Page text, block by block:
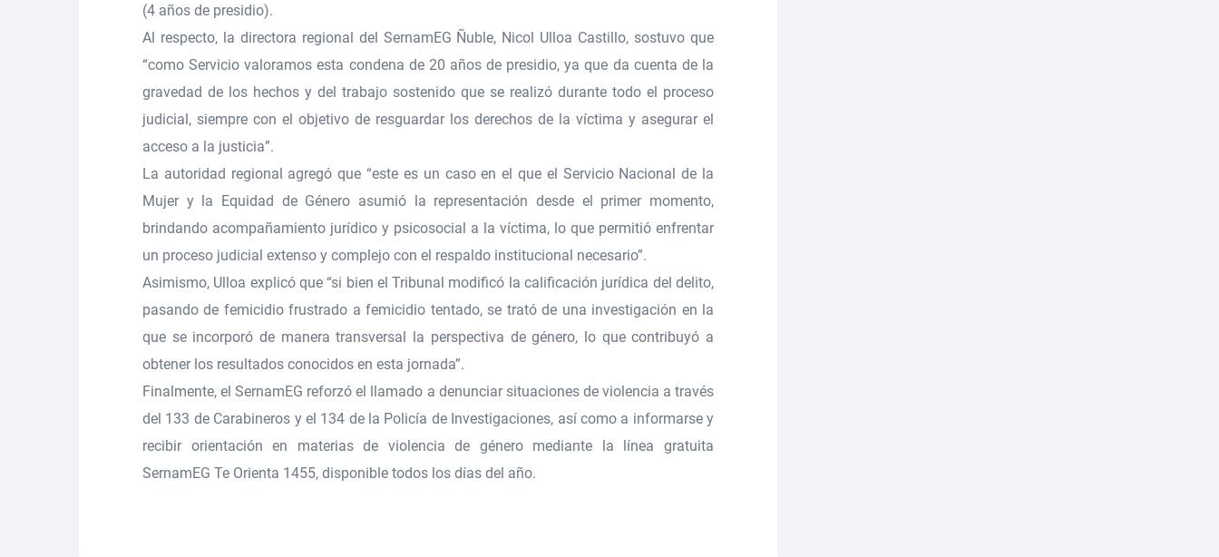
(4 años de presidio).
Al respecto, la directora regional del SernamEG Ñuble, Nicol Ulloa Castillo, sostuvo que
“comoServicio valoramos esta condena de 20 años de presidio, ya que da cuenta de la
gravedad de los hechos y del trabajo sostenido que se realizó durante todo el proceso
judicial, siempre con el objetivo de resguardar los derechos de la víctima y asegurar el
acceso a la justicia”.
La autoridad regional agregó que “este es un caso en el que el Servicio Nacional de la
Mujer y la Equidad de Género asumió la representación desde el primer momento,
brindando acompañamiento jurídico y psicosocial a la víctima, lo que permitió enfrentar
un proceso judicial extenso y complejo con el respaldo institucional necesario”.
Asimismo, Ulloa explicó que “si bien el Tribunal modificó la calificación jurídica del delito,
pasando de femicidio frustrado a femicidio tentado, se trató de una investigación en la
que se incorporó de manera transversal la perspectiva de género, lo que contribuyó a
obtener los resultados conocidos en esta jornada”.
Finalmente, el SernamEG reforzó el llamado a denunciar situaciones de violencia a través
del 133 de Carabineros y el 134 de la Policía de Investigaciones, así como a informarse y
recibir orientación en materias de violencia de género mediante la línea gratuita
SernamEG Te Orienta 1455, disponible todos los días del año.